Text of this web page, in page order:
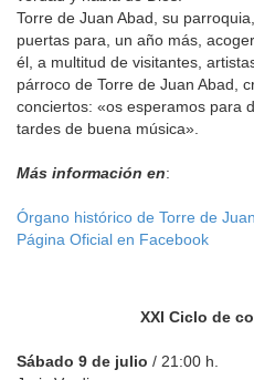
Torre de Juan Abad, su
puertas para, un año más,
él, a multitud de visitantes,
párroco de Torre de Juan Abad,
conciertos: «os esperamos para
tardes de buena música».
Más información en:
Órgano histórico de Torre de
Página Oficial en Facebook
XXI Ciclo de
Sábado 9 de julio / 21:00 h.